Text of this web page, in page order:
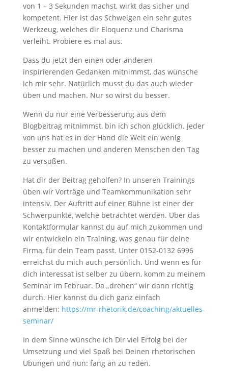
von 1 – 3 Sekunden machst, wirkt das sicher und
kompetent. Hier ist das Schweigen ein sehr gutes
Werkzeug, welches dir Eloquenz und Charisma
verleiht. Probiere es mal aus.
Dass du jetzt den einen oder anderen
inspirierenden Gedanken mitnimmst, das wünsche
ich mir sehr. Natürlich musst du das auch wieder
üben und machen. Nur so wirst du besser.
Wenn du nur eine Verbesserung aus dem
Blogbeitrag mitnimmst, bin ich schon glücklich. Jeder
von uns hat es in der Hand die Welt ein wenig
besser zu machen und anderen Menschen den Tag
zu versüßen.
Hat dir der Beitrag geholfen? In unseren Trainings
üben wir Vorträge und Teamkommunikation sehr
intensiv. Der Auftritt auf einer Bühne ist einer der
Schwerpunkte, welche betrachtet werden. Über das
Kontaktformular kannst du auf mich zukommen und
wir entwickeln ein Training, was genau für deine
Firma, für dein Team passt. Unter 0152-0132 6996
erreichst du mich auch persönlich. Und wenn es für
dich interessat ist selber zu übern, komm zu meinem
Seminar im Februar. Da „drehen“ wir dann richtig
durch. Hier kannst du dich ganz einfach
anmelden: https://mr-rhetorik.de/coaching/aktuelles-
seminar/
In dem Sinne wünsche ich Dir viel Erfolg bei der
Umsetzung und viel Spaß bei Deinen rhetorischen
Übungen und nun: fang an zu reden.